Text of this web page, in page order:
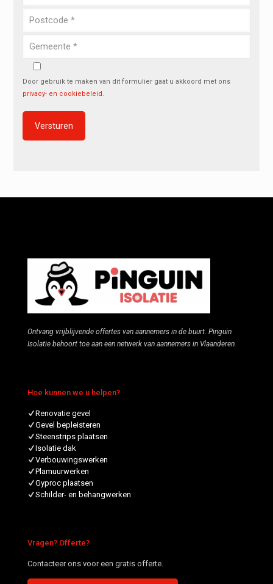
Door gebruik te maken van dit formulier gaat u akkoord met ons
privacy- en cookiebeleid .
Ontvang vrijblijvende offertes van aannemers in de buurt. Pinguin
Isolatie behoort toe aan een netwerk van aannemers in Vlaanderen.
Hoe kunnen we u helpen?
Renovatie gevel
Gevel bepleisteren
Steenstrips plaatsen
Isolatie dak
Verbouwingswerken
Plamuurwerken
Gyproc plaatsen
Schilder- en behangwerken
Vragen? Offerte?
Contacteer ons voor een gratis offerte.